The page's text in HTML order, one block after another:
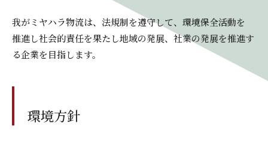
我がミヤハラ物流は、法規制を遵守して、環境保全活動を
推進し社会的責任を果たし地域の発展、社業の発展を推進す
る企業を目指します。
環境方針